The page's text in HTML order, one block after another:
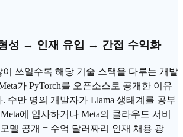
성 → 인재 유입 → 간접 수익화
이 쓰일수록 해당 기술 스택을 다루는 개발
가 PyTorch를 오픈소스로 공개한 이유
수만 명의 개발자가 Llama 생태계를 공부
에 입사하거나 Meta의 클라우드 서비
델 공개 = 수억 달러짜리 인재 채용 광